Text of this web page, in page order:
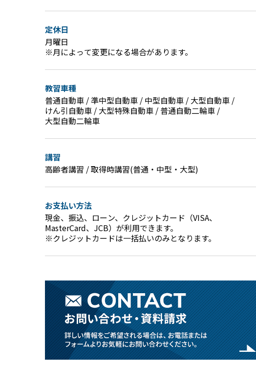
定休日
月曜日
※月によって変更になる場合があります。
教習車種
普通自動車 / 準中型自動車 / 中型自動車 / 大型自動車 /
けん引自動車 / 大型特殊自動車 / 普通自動二輪車 /
大型自動二輪車
講習
高齢者講習 / 取得時講習(普通・中型・大型)
お支払い方法
現金、振込、ローン、クレジットカード（VISA、
MasterCard、JCB）が利用できます。
※クレジットカードは一括払いのみとなります。